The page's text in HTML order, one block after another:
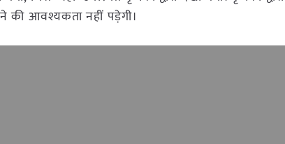
की आवश्यकता नहीं पड़ेगी।